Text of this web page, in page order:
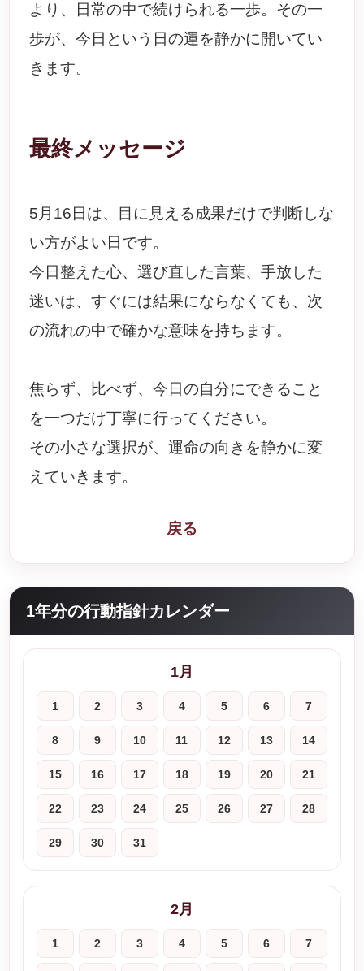
より、日常の中で続けられる一歩。その一
歩が、今日という日の運を静かに開いてい
きます。
最終メッセージ
5月16日は、目に見える成果だけで判断しな
い方がよい日です。
今日整えた心、選び直した言葉、手放した
迷いは、すぐには結果にならなくても、次
の流れの中で確かな意味を持ちます。
焦らず、比べず、今日の自分にできること
を一つだけ丁寧に行ってください。
その小さな選択が、運命の向きを静かに変
えていきます。
戻る
1年分の行動指針カレンダー
1月
1 2 3 4 5 6 7
8 9 10 11 12 13 14
15 16 17 18 19 20 21
22 23 24 25 26 27 28
29 30 31
2月
1 2 3 4 5 6 7